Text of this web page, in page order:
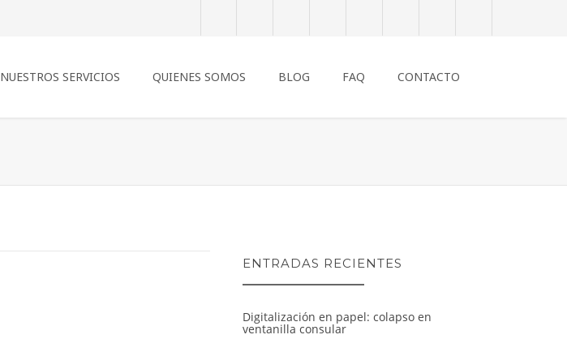
NUESTROS SERVICIOS QUIENES SOMOS BLOG FAQ CONTACTO
ENTRADAS RECIENTES
Digitalización en papel: colapso en
ventanilla consular